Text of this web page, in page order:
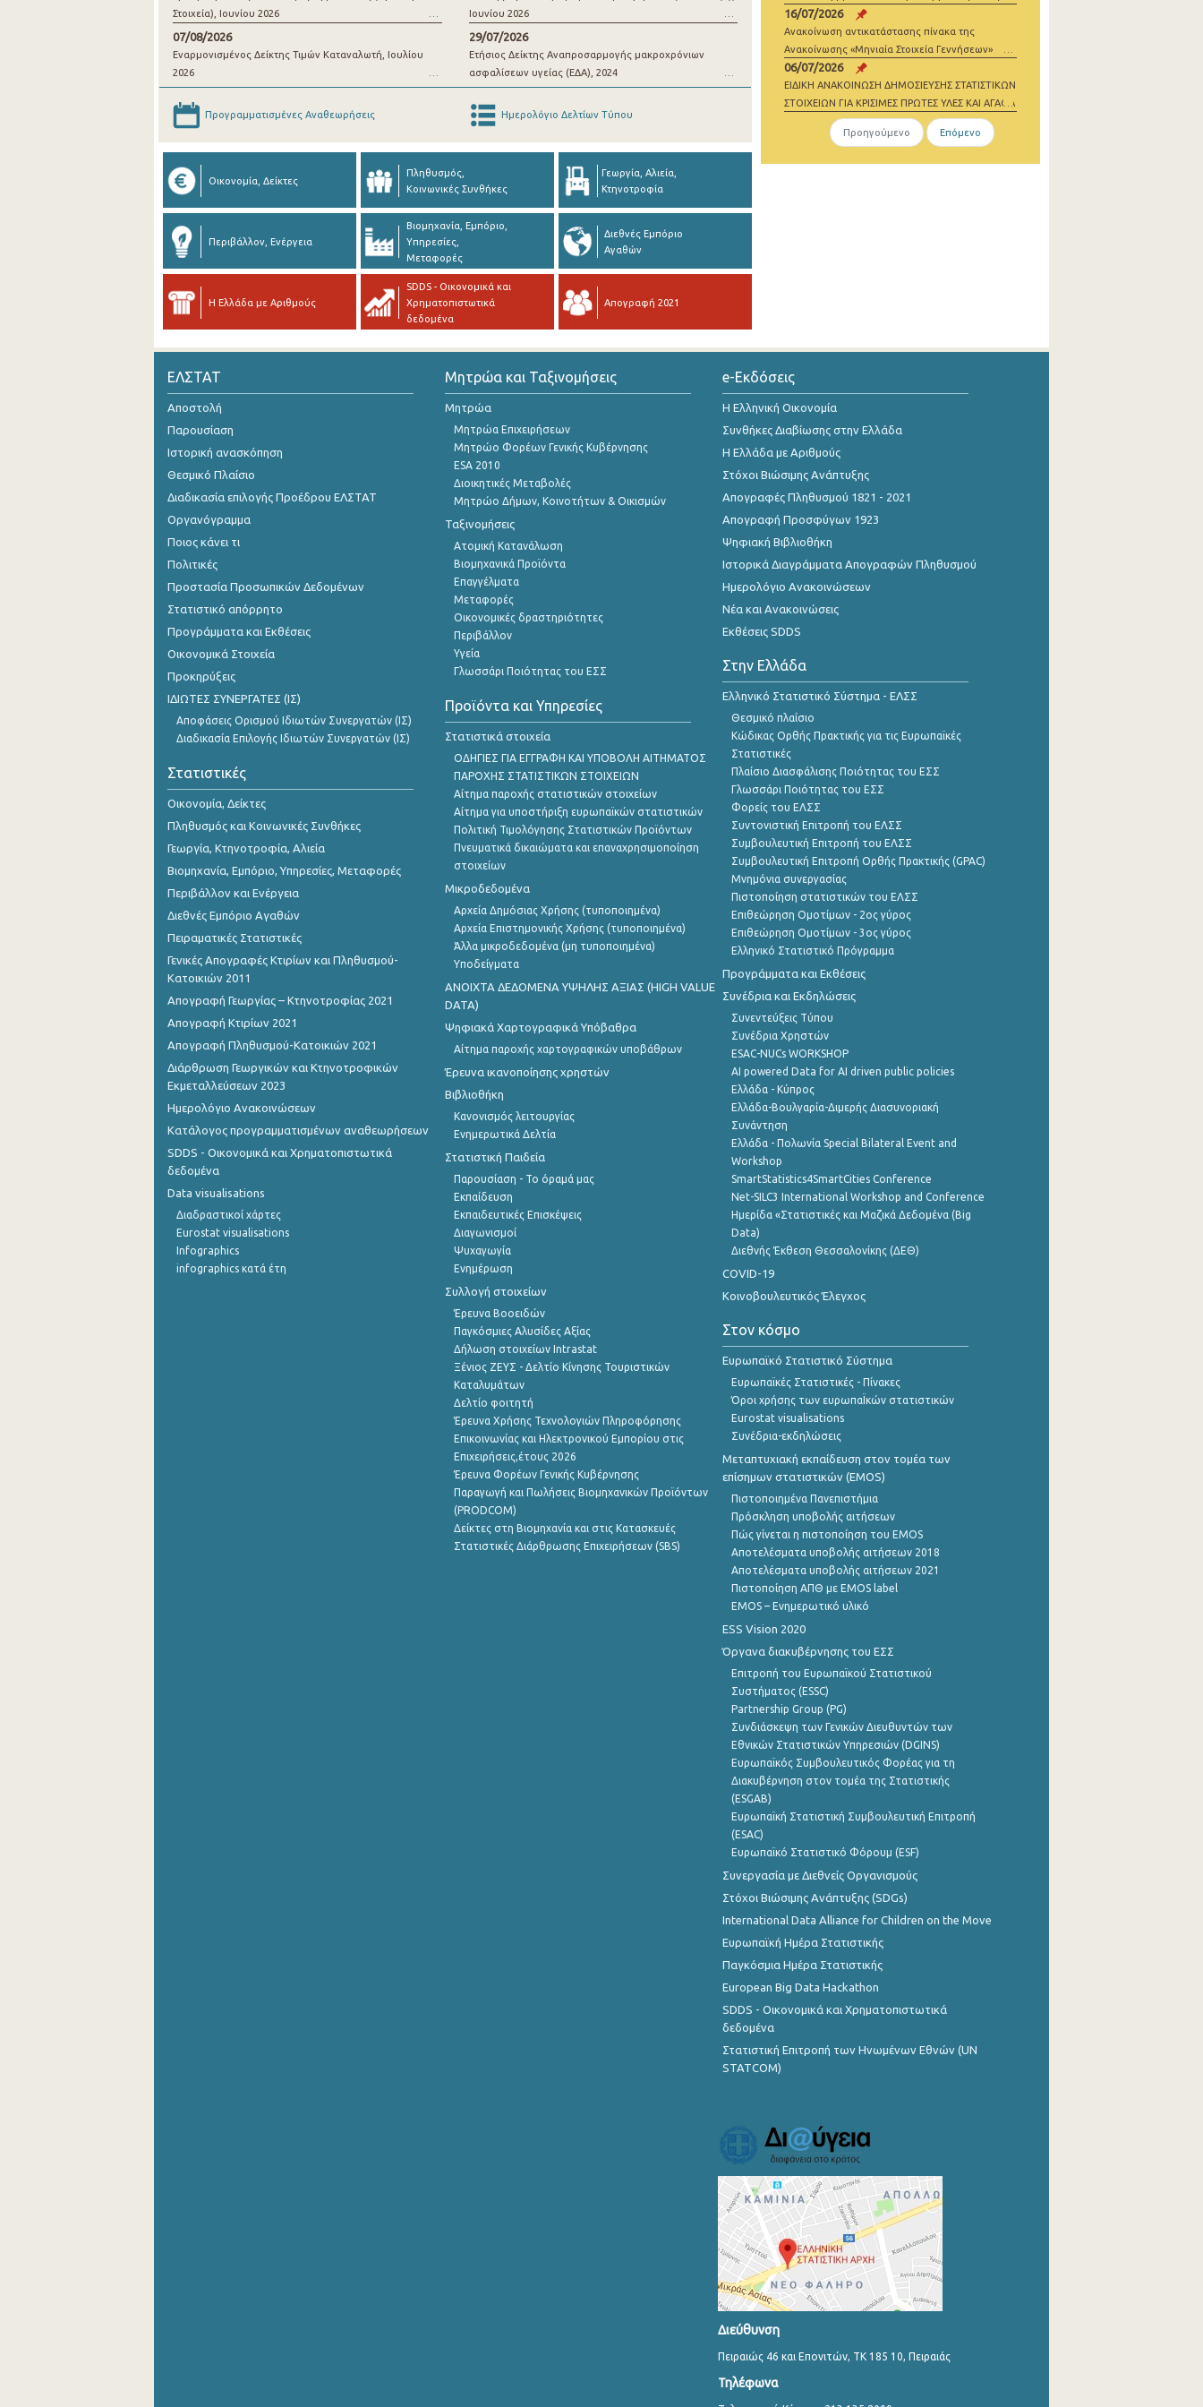
Στοιχεία), Ιουνίου 2026
07/08/2026
Εναρμονισμένος Δείκτης Τιμών Καταναλωτή, Ιουλίου
2026
Ιουνίου 2026
29/07/2026
Ετήσιος Δείκτης Αναπροσαρμογής μακροχρόνιων
ασφαλίσεων υγείας (ΕΔΑ), 2024
Προγραμματισμένες Αναθεωρήσεις Ημερολόγιο Δελτίων Τύπου
Οικονομία, Δείκτες
Πληθυσμός,
Κοινωνικές Συνθήκες
Γεωργία, Αλιεία,
Κτηνοτροφία
Περιβάλλον, Ενέργεια
Βιομηχανία, Εμπόριο,
Υπηρεσίες,
Μεταφορές
Διεθνές Εμπόριο
Αγαθών
Η Ελλάδα με Αριθμούς
SDDS - Οικονομικά και
Χρηματοπιστωτικά
δεδομένα
Απογραφή 2021
μίσθωσης
16/07/2026
Ανακοίνωση αντικατάστασης πίνακα της
Ανακοίνωσης «Μηνιαία Στοιχεία Γεννήσεων»
06/07/2026
ΕΙΔΙΚΗ ΑΝΑΚΟΙΝΩΣΗ ΔΗΜΟΣΙΕΥΣΗΣ ΣΤΑΤΙΣΤΙΚΩΝ
ΣΤΟΙΧΕΙΩΝ ΓΙΑ ΚΡΙΣΙΜΕΣ ΠΡΩΤΕΣ ΥΛΕΣ ΚΑΙ ΑΓΑΘΑ
ΜΗΔΕΝΙΚΩΝ ΕΚΠΟΜΠΩΝ 2021-2023
Προηγούμενο
Επόμενο
ΕΛΣΤΑΤ
Αποστολή
Παρουσίαση
Ιστορική ανασκόπηση
Θεσμικό Πλαίσιο
Διαδικασία επιλογής Προέδρου ΕΛΣΤΑΤ
Οργανόγραμμα
Ποιος κάνει τι
Πολιτικές
Προστασία Προσωπικών Δεδομένων
Στατιστικό απόρρητο
Προγράμματα και Εκθέσεις
Οικονομικά Στοιχεία
Προκηρύξεις
ΙΔΙΩΤΕΣ ΣΥΝΕΡΓΑΤΕΣ (ΙΣ)
Αποφάσεις Ορισμού Ιδιωτών Συνεργατών (ΙΣ)
Διαδικασία Επιλογής Ιδιωτών Συνεργατών (ΙΣ)
Στατιστικές
Οικονομία, Δείκτες
Πληθυσμός και Κοινωνικές Συνθήκες
Γεωργία, Κτηνοτροφία, Αλιεία
Βιομηχανία, Εμπόριο, Υπηρεσίες, Μεταφορές
Περιβάλλον και Ενέργεια
Διεθνές Εμπόριο Αγαθών
Πειραματικές Στατιστικές
Γενικές Απογραφές Κτιρίων και Πληθυσμού-
Κατοικιών 2011
Απογραφή Γεωργίας – Κτηνοτροφίας 2021
Απογραφή Κτιρίων 2021
Απογραφή Πληθυσμού-Κατοικιών 2021
Διάρθρωση Γεωργικών και Κτηνοτροφικών
Εκμεταλλεύσεων 2023
Ημερολόγιο Ανακοινώσεων
Κατάλογος προγραμματισμένων αναθεωρήσεων
SDDS - Οικονομικά και Χρηματοπιστωτικά
δεδομένα
Data visualisations
Διαδραστικοί χάρτες
Eurostat visualisations
Infographics
infographics κατά έτη
Μητρώα και Ταξινομήσεις
Μητρώα
Μητρώα Επιχειρήσεων
Μητρώο Φορέων Γενικής Κυβέρνησης
ESA 2010
Διοικητικές Μεταβολές
Μητρώο Δήμων, Κοινοτήτων & Οικισμών
Ταξινομήσεις
Ατομική Κατανάλωση
Βιομηχανικά Προϊόντα
Επαγγέλματα
Μεταφορές
Οικονομικές δραστηριότητες
Περιβάλλον
Υγεία
Γλωσσάρι Ποιότητας του ΕΣΣ
Προϊόντα και Υπηρεσίες
Στατιστικά στοιχεία
ΟΔΗΓΙΕΣ ΓΙΑ ΕΓΓΡΑΦΗ ΚΑΙ ΥΠΟΒΟΛΗ ΑΙΤΗΜΑΤΟΣ
ΠΑΡΟΧΗΣ ΣΤΑΤΙΣΤΙΚΩΝ ΣΤΟΙΧΕΙΩΝ
Αίτημα παροχής στατιστικών στοιχείων
Αίτημα για υποστήριξη ευρωπαϊκών στατιστικών
Πολιτική Τιμολόγησης Στατιστικών Προϊόντων
Πνευματικά δικαιώματα και επαναχρησιμοποίηση
στοιχείων
Μικροδεδομένα
Αρχεία Δημόσιας Χρήσης (τυποποιημένα)
Αρχεία Επιστημονικής Χρήσης (τυποποιημένα)
Άλλα μικροδεδομένα (μη τυποποιημένα)
Υποδείγματα
ANOIXTA ΔΕΔΟΜΕΝΑ ΥΨΗΛΗΣ ΑΞΙΑΣ (HIGH VALUE
DATA)
Ψηφιακά Χαρτογραφικά Υπόβαθρα
Αίτημα παροχής χαρτογραφικών υποβάθρων
Έρευνα ικανοποίησης χρηστών
Βιβλιοθήκη
Κανονισμός λειτουργίας
Ενημερωτικά Δελτία
Στατιστική Παιδεία
Παρουσίαση - Το όραμά μας
Εκπαίδευση
Εκπαιδευτικές Επισκέψεις
Διαγωνισμοί
Ψυχαγωγία
Ενημέρωση
Συλλογή στοιχείων
Έρευνα Βοοειδών
Παγκόσμιες Αλυσίδες Αξίας
Δήλωση στοιχείων Intrastat
Ξένιος ΖΕΥΣ - Δελτίο Κίνησης Τουριστικών
Καταλυμάτων
Δελτίο φοιτητή
Έρευνα Χρήσης Τεχνολογιών Πληροφόρησης
Επικοινωνίας και Ηλεκτρονικού Εμπορίου στις
Επιχειρήσεις,έτους 2026
Έρευνα Φορέων Γενικής Κυβέρνησης
Παραγωγή και Πωλήσεις Βιομηχανικών Προϊόντων
(PRODCOM)
Δείκτες στη Βιομηχανία και στις Κατασκευές
Στατιστικές Διάρθρωσης Επιχειρήσεων (SBS)
e-Εκδόσεις
Η Ελληνική Οικονομία
Συνθήκες Διαβίωσης στην Ελλάδα
Η Ελλάδα με Αριθμούς
Στόχοι Βιώσιμης Ανάπτυξης
Απογραφές Πληθυσμού 1821 - 2021
Απογραφή Προσφύγων 1923
Ψηφιακή Βιβλιοθήκη
Ιστορικά Διαγράμματα Απογραφών Πληθυσμού
Ημερολόγιο Ανακοινώσεων
Νέα και Ανακοινώσεις
Εκθέσεις SDDS
Στην Ελλάδα
Ελληνικό Στατιστικό Σύστημα - ΕΛΣΣ
Θεσμικό πλαίσιο
Κώδικας Ορθής Πρακτικής για τις Ευρωπαϊκές
Στατιστικές
Πλαίσιο Διασφάλισης Ποιότητας του ΕΣΣ
Γλωσσάρι Ποιότητας του ΕΣΣ
Φορείς του ΕΛΣΣ
Συντονιστική Επιτροπή του ΕΛΣΣ
Συμβουλευτική Επιτροπή του ΕΛΣΣ
Συμβουλευτική Επιτροπή Ορθής Πρακτικής (GPAC)
Μνημόνια συνεργασίας
Πιστοποίηση στατιστικών του ΕΛΣΣ
Επιθεώρηση Ομοτίμων - 2ος γύρος
Επιθεώρηση Ομοτίμων - 3ος γύρος
Ελληνικό Στατιστικό Πρόγραμμα
Προγράμματα και Εκθέσεις
Συνέδρια και Εκδηλώσεις
Συνεντεύξεις Τύπου
Συνέδρια Χρηστών
ESAC-NUCs WORKSHOP
AI powered Data for AI driven public policies
Ελλάδα - Κύπρος
Ελλάδα-Βουλγαρία-Διμερής Διασυνοριακή
Συνάντηση
Ελλάδα - Πολωνία Special Bilateral Event and
Workshop
SmartStatistics4SmartCities Conference
Net-SILC3 International Workshop and Conference
Ημερίδα «Στατιστικές και Μαζικά Δεδομένα (Big
Data)
Διεθνής Έκθεση Θεσσαλονίκης (ΔΕΘ)
COVID-19
Κοινοβουλευτικός Έλεγχος
Στον κόσμο
Ευρωπαϊκό Στατιστικό Σύστημα
Ευρωπαϊκές Στατιστικές - Πίνακες
Όροι χρήσης των ευρωπαΪκών στατιστικών
Eurostat visualisations
Συνέδρια-εκδηλώσεις
Μεταπτυχιακή εκπαίδευση στον τομέα των
επίσημων στατιστικών (EMOS)
Πιστοποιημένα Πανεπιστήμια
Πρόσκληση υποβολής αιτήσεων
Πώς γίνεται η πιστοποίηση του EMOS
Αποτελέσματα υποβολής αιτήσεων 2018
Αποτελέσματα υποβολής αιτήσεων 2021
Πιστοποίηση ΑΠΘ με EMOS label
EMOS – Ενημερωτικό υλικό
ESS Vision 2020
Όργανα διακυβέρνησης του ΕΣΣ
Επιτροπή του Ευρωπαϊκού Στατιστικού
Συστήματος (ESSC)
Partnership Group (PG)
Συνδιάσκεψη των Γενικών Διευθυντών των
Εθνικών Στατιστικών Υπηρεσιών (DGINS)
Ευρωπαϊκός Συμβουλευτικός Φορέας για τη
Διακυβέρνηση στον τομέα της Στατιστικής
(ESGAB)
Ευρωπαϊκή Στατιστική Συμβουλευτική Επιτροπή
(ESAC)
Ευρωπαϊκό Στατιστικό Φόρουμ (ESF)
Συνεργασία με Διεθνείς Οργανισμούς
Στόχοι Βιώσιμης Ανάπτυξης (SDGs)
International Data Alliance for Children on the Move
Ευρωπαϊκή Ημέρα Στατιστικής
Παγκόσμια Ημέρα Στατιστικής
European Big Data Hackathon
SDDS - Οικονομικά και Χρηματοπιστωτικά
δεδομένα
Στατιστική Επιτροπή των Ηνωμένων Εθνών (UN
STATCOM)
Διεύθυνση
Πειραιώς 46 και Επονιτών, ΤΚ 185 10, Πειραιάς
Τηλέφωνα